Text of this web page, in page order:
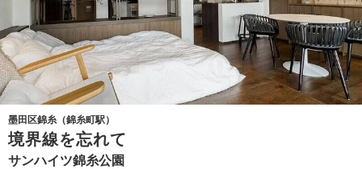
墨田区錦糸（錦糸町駅）
境界線を忘れて
サンハイツ錦糸公園